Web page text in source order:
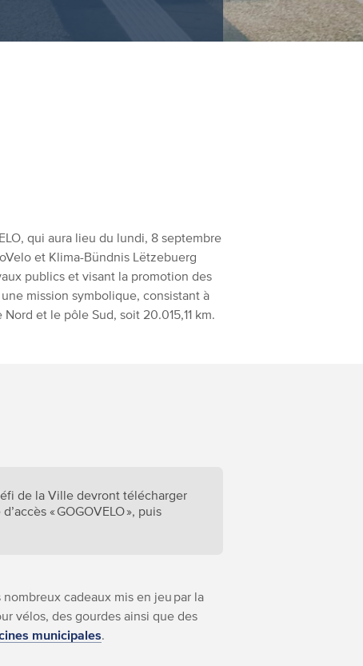
qui aura lieu du lundi, 8 septembre
et Klima-Bündnis Lëtzebuerg
publics et visant la promotion des
mission symbolique, consistant à
et le pôle Sud, soit 20.015,11 km.
de la Ville devront télécharger
« GOGOVELO », puis
cadeaux mis en jeu par la
vélos, des gourdes ainsi que des
municipales.